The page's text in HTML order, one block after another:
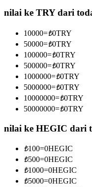
Menjadi Pedagang
Nikmati pembagian
nilai ke TRY dari
10000=₺0TRY
50000=₺0TRY
100000=₺0TRY
500000=₺0TRY
1000000=₺0TRY
5000000=₺0TRY
10000000=₺0TRY
50000000=₺0TRY
nilai ke HEGIC dari
₺100=0HEGIC
₺500=0HEGIC
₺1000=0HEGIC
₺5000=0HEGIC